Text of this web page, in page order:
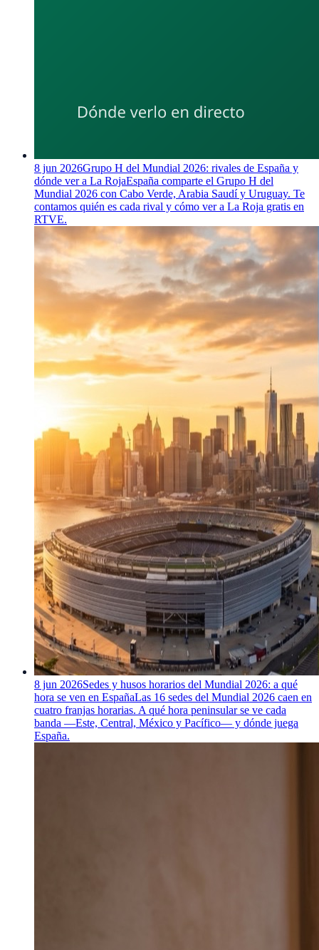
8 jun 2026Grupo H del Mundial 2026: rivales de España y
dónde ver a La RojaEspaña comparte el Grupo H del
Mundial 2026 con Cabo Verde, Arabia Saudí y Uruguay. Te
contamos quién es cada rival y cómo ver a La Roja gratis en
RTVE.
8 jun 2026Sedes y husos horarios del Mundial 2026: a qué
hora se ven en EspañaLas 16 sedes del Mundial 2026 caen en
cuatro franjas horarias. A qué hora peninsular se ve cada
banda —Este, Central, México y Pacífico— y dónde juega
España.